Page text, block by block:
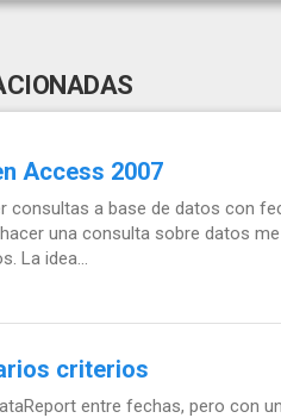
Access 2007
consultas a base de datos con
una consulta sobre datos
La idea...
criterios
entre fechas, pero con